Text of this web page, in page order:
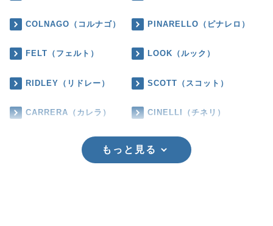
COLNAGO（コルナゴ） PINARELLO（ピナレロ）
FELT（フェルト） LOOK（ルック）
RIDLEY（リドレー） SCOTT（スコット）
CARRERA（カレラ） CINELLI（チネリ）
もっと見る